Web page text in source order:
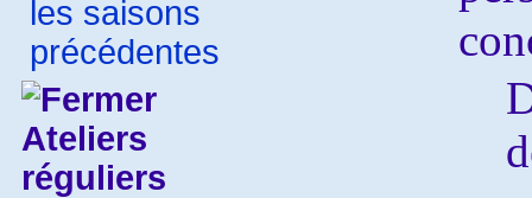
les saisons
précédentes
Ateliers
réguliers